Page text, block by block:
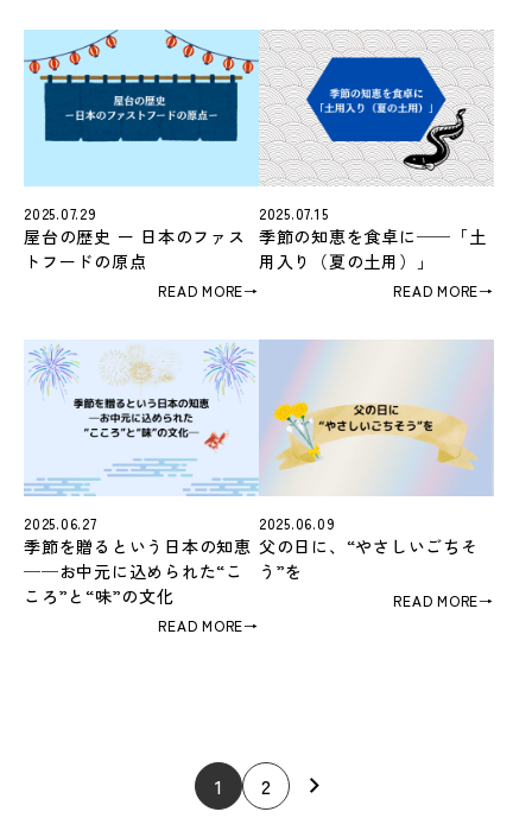
2025.07.29
屋台の歴史 ー 日本のファス
トフードの原点
READ MORE→
2025.07.15
季節の知恵を食卓に──「土
用入り（夏の土用）」
READ MORE→
2025.06.27
季節を贈るという日本の知恵
──お中元に込められた“こ
ころ”と“味”の文化
READ MORE→
2025.06.09
父の日に、“やさしいごちそ
う”を
READ MORE→
1 2